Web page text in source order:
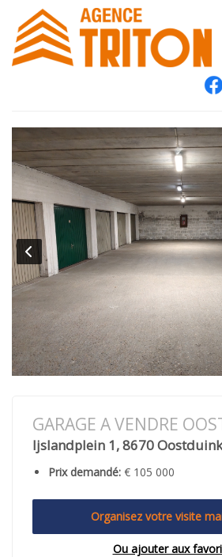
GARAGE A VENDRE
Ijslandplein 1, 8670
Prix demandé: € 105 000
Organisez votre visite
Ou ajouter aux